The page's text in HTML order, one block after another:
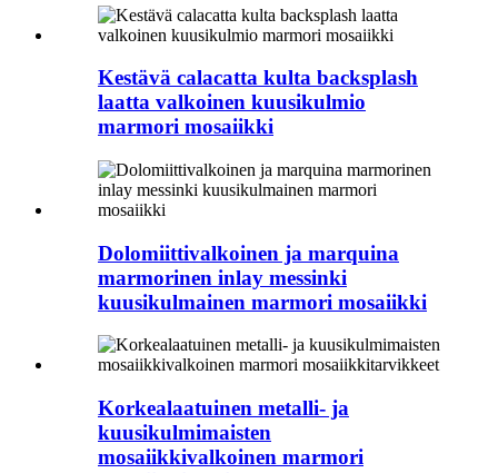
Kestävä calacatta kulta backsplash
laatta valkoinen kuusikulmio
marmori mosaiikki
Dolomiittivalkoinen ja marquina
marmorinen inlay messinki
kuusikulmainen marmori mosaiikki
Korkealaatuinen metalli- ja
kuusikulmimaisten
mosaiikkivalkoinen marmori